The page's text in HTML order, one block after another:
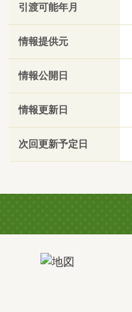
引渡可能年月
情報提供元
情報公開日
情報更新日
次回更新予定日